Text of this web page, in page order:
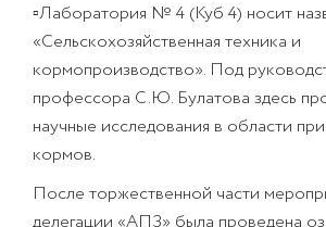
▫Лаборатория № 4 (Куб 4) носит
«Сельскохозяйственная техника и
кормопроизводство». Под
профессора С.Ю. Булатова здесь
научные исследования в области
кормов.
После торжественной части